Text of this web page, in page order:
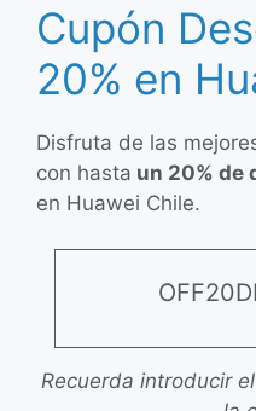
Cupón
20% en
Disfruta de las
con hasta un 20% de
en Huawei Chile.
Recuerda introducir